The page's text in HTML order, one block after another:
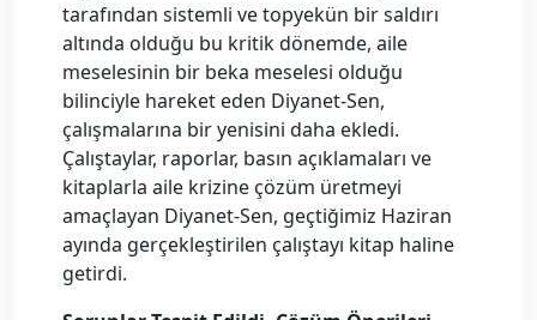
tarafından sistemli ve topyekün bir saldırı
altında olduğu bu kritik dönemde, aile
meselesinin bir beka meselesi olduğu
bilinciyle hareket eden Diyanet-Sen,
çalışmalarına bir yenisini daha ekledi.
Çalıştaylar, raporlar, basın açıklamaları ve
kitaplarla aile krizine çözüm üretmeyi
amaçlayan Diyanet-Sen, geçtiğimiz Haziran
ayında gerçekleştirilen çalıştayı kitap haline
getirdi.